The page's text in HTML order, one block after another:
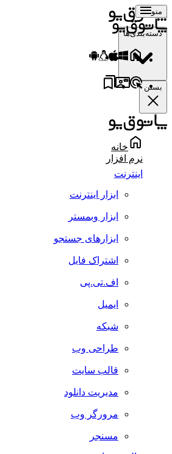
منو
دسته‌بندی‌ها
بستن
خانه
نرم افزار
اینترنت
ابزار اینترنت
ابزار وبمستر
ابزارهای جستجو
اشتراک فایل
اف.تی.پی
ایمیل
شبکه
طراحی وب
قالب سایت
مدیریت دانلود
مرورگر وب
مسنجر